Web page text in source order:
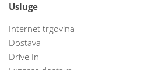
Usluge
Internet trgovina
Dostava
Drive In